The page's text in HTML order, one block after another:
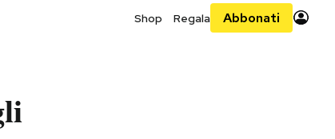
Shop Regala Abbonati